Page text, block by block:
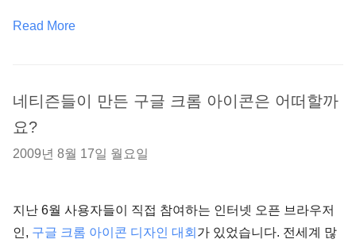
Read More
네티즌들이 만든 구글 크롬 아이콘은 어떠할까
요?
2009년 8월 17일 월요일
지난 6월 사용자들이 직접 참여하는 인터넷 오픈 브라우저
인, 구글 크롬 아이콘 디자인 대회 가 있었습니다. 전세계 많